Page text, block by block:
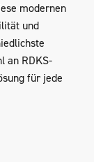
modernen
und
an RDKS-
für jede